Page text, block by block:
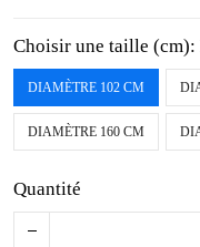
Choisir une taille (cm):
DIAMÈTRE 102 CM
DIAMÈTRE 160 CM
Quantité